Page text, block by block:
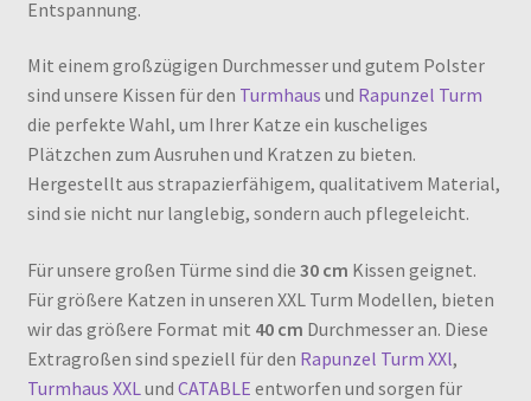
Entspannung.
Mit einem großzügigen Durchmesser und gutem Polster
sind unsere Kissen für den Turmhaus und Rapunzel Turm
die perfekte Wahl, um Ihrer Katze ein kuscheliges
Plätzchen zum Ausruhen und Kratzen zu bieten.
Hergestellt aus strapazierfähigem, qualitativem Material,
sind sie nicht nur langlebig, sondern auch pflegeleicht.
Für unsere großen Türme sind die 30 cm Kissen geignet.
Für größere Katzen in unseren XXL Turm Modellen, bieten
wir das größere Format mit 40 cm Durchmesser an. Diese
Extragroßen sind speziell für den Rapunzel Turm XXl,
Turmhaus XXL und CATABLE entworfen und sorgen für